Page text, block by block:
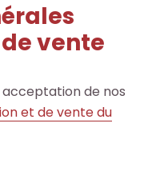
vente
acceptation de nos
et de vente du